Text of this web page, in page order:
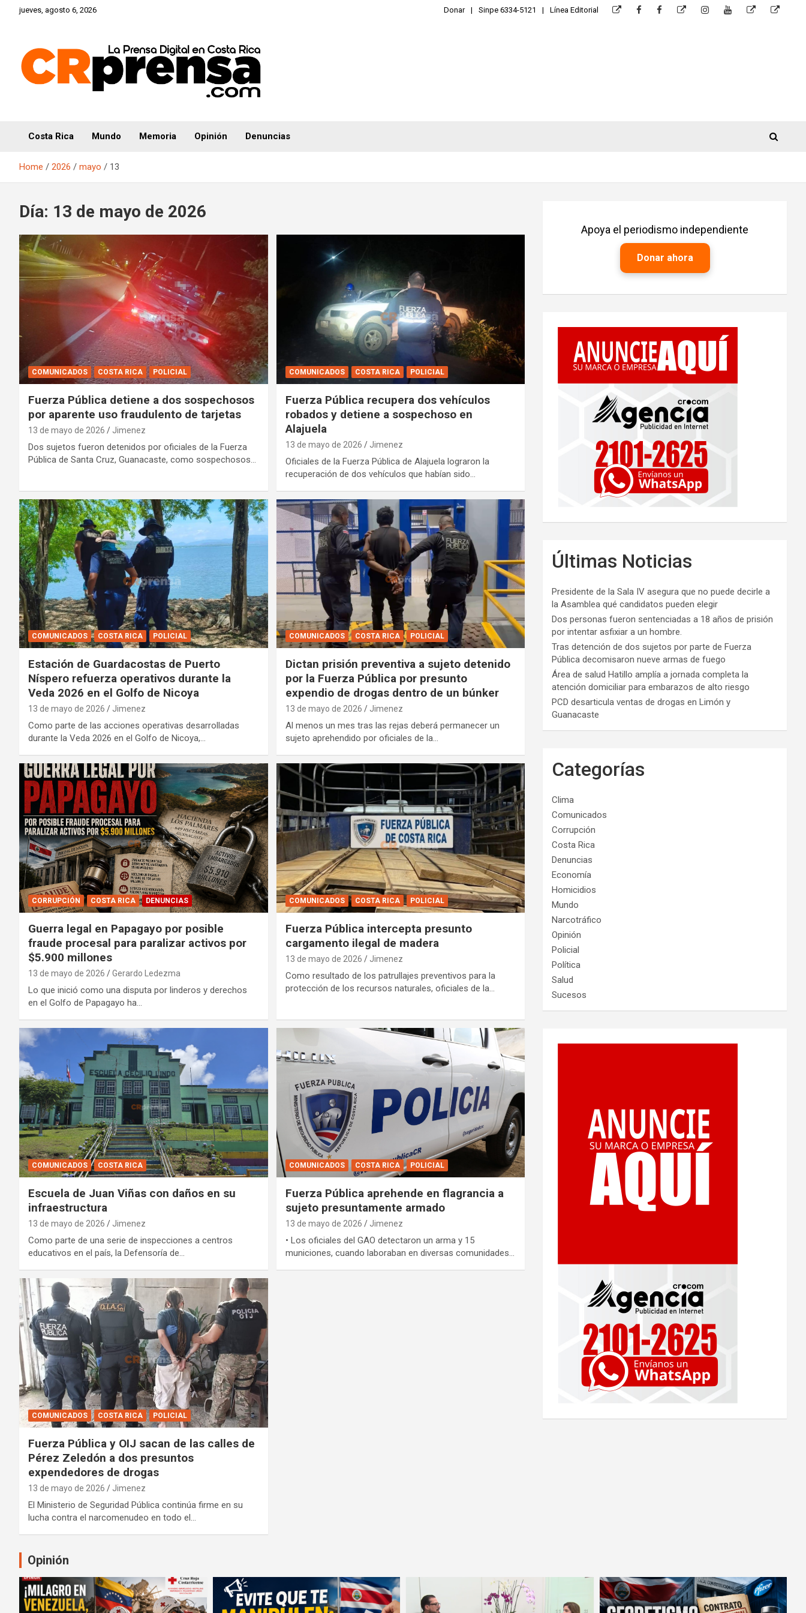
jueves, agosto 6, 2026 Donar Sinpe 6334-5121 Línea Editorial
Costa Rica Mundo Memoria Opinión Denuncias
Home 2026 mayo 13
Día: 13 de mayo de 2026
COMUNICADOS COSTA RICA POLICIAL
Fuerza Pública detiene a dos sospechosos
por aparente uso fraudulento de tarjetas
13 de mayo de 2026 Jimenez
Dos sujetos fueron detenidos por oficiales de la Fuerza
Pública de Santa Cruz, Guanacaste, como sospechosos…
COMUNICADOS COSTA RICA POLICIAL
Fuerza Pública recupera dos vehículos
robados y detiene a sospechoso en
Alajuela
13 de mayo de 2026 Jimenez
Oficiales de la Fuerza Pública de Alajuela lograron la
recuperación de dos vehículos que habían sido…
COMUNICADOS COSTA RICA POLICIAL
Estación de Guardacostas de Puerto
Níspero refuerza operativos durante la
Veda 2026 en el Golfo de Nicoya
13 de mayo de 2026 Jimenez
Como parte de las acciones operativas desarrolladas
durante la Veda 2026 en el Golfo de Nicoya,…
COMUNICADOS COSTA RICA POLICIAL
Dictan prisión preventiva a sujeto detenido
por la Fuerza Pública por presunto
expendio de drogas dentro de un búnker
13 de mayo de 2026 Jimenez
Al menos un mes tras las rejas deberá permanecer un
sujeto aprehendido por oficiales de la…
CORRUPCIÓN COSTA RICA DENUNCIAS
Guerra legal en Papagayo por posible
fraude procesal para paralizar activos por
$5.900 millones
13 de mayo de 2026 Gerardo Ledezma
Lo que inició como una disputa por linderos y derechos
en el Golfo de Papagayo ha…
COMUNICADOS COSTA RICA POLICIAL
Fuerza Pública intercepta presunto
cargamento ilegal de madera
13 de mayo de 2026 Jimenez
Como resultado de los patrullajes preventivos para la
protección de los recursos naturales, oficiales de la…
COMUNICADOS COSTA RICA
Escuela de Juan Viñas con daños en su
infraestructura
13 de mayo de 2026 Jimenez
Como parte de una serie de inspecciones a centros
educativos en el país, la Defensoría de…
COMUNICADOS COSTA RICA POLICIAL
Fuerza Pública aprehende en flagrancia a
sujeto presuntamente armado
13 de mayo de 2026 Jimenez
• Los oficiales del GAO detectaron un arma y 15
municiones, cuando laboraban en diversas comunidades…
COMUNICADOS COSTA RICA POLICIAL
Fuerza Pública y OIJ sacan de las calles de
Pérez Zeledón a dos presuntos
expendedores de drogas
13 de mayo de 2026 Jimenez
El Ministerio de Seguridad Pública continúa firme en su
lucha contra el narcomenudeo en todo el…
Apoya el periodismo independiente
Donar ahora
Últimas Noticias
Presidente de la Sala IV asegura que no puede decirle a
la Asamblea qué candidatos pueden elegir
Dos personas fueron sentenciadas a 18 años de prisión
por intentar asfixiar a un hombre.
Tras detención de dos sujetos por parte de Fuerza
Pública decomisaron nueve armas de fuego
Área de salud Hatillo amplía a jornada completa la
atención domiciliar para embarazos de alto riesgo
PCD desarticula ventas de drogas en Limón y
Guanacaste
Categorías
Clima
Comunicados
Corrupción
Costa Rica
Denuncias
Economía
Homicidios
Mundo
Narcotráfico
Opinión
Policial
Política
Salud
Sucesos
Opinión